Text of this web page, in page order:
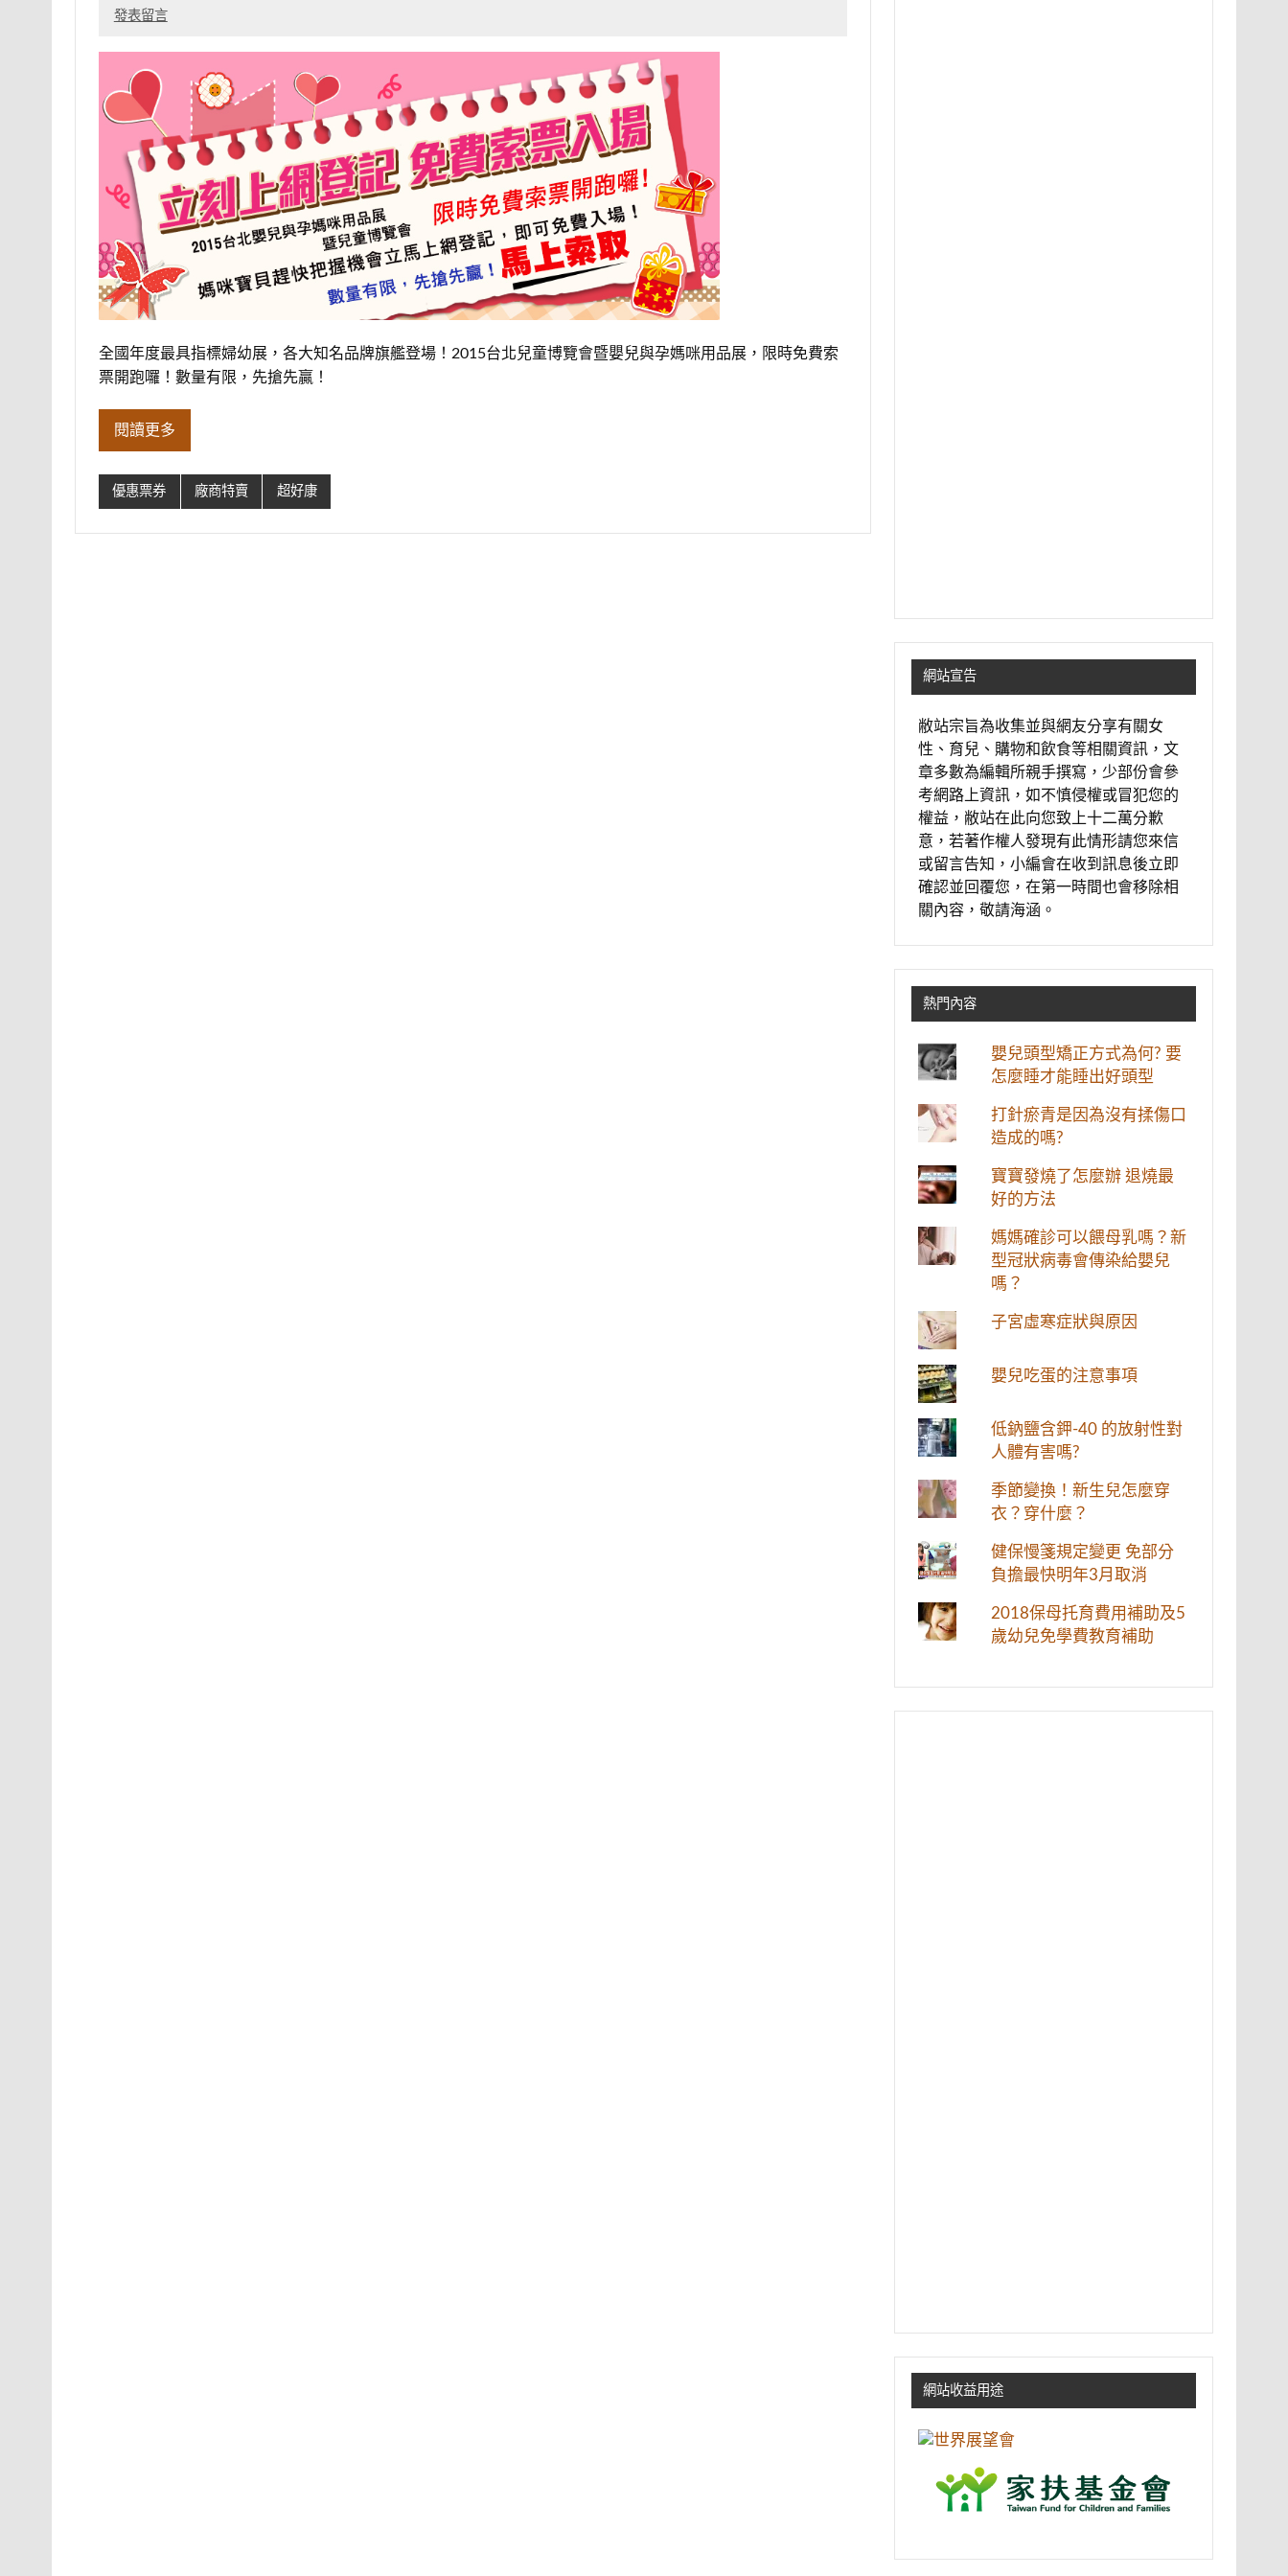
發表留言
全國年度最具指標婦幼展，各大知名品牌旗艦登場！2015台北兒童博覽會暨嬰兒與孕媽咪用品展，限時免費索
票開跑囉！數量有限，先搶先贏！
閱讀更多
優惠票券 廠商特賣 超好康
網站宣告
敝站宗旨為收集並與網友分享有關女
性、育兒、購物和飲食等相關資訊，文
章多數為編輯所親手撰寫，少部份會參
考網路上資訊，如不慎侵權或冒犯您的
權益，敝站在此向您致上十二萬分歉
意，若著作權人發現有此情形請您來信
或留言告知，小編會在收到訊息後立即
確認並回覆您，在第一時間也會移除相
關內容，敬請海涵。
熱門內容
嬰兒頭型矯正方式為何? 要
怎麼睡才能睡出好頭型
打針瘀青是因為沒有揉傷口
造成的嗎?
寶寶發燒了怎麼辦 退燒最
好的方法
媽媽確診可以餵母乳嗎？新
型冠狀病毒會傳染給嬰兒
嗎？
子宮虛寒症狀與原因
嬰兒吃蛋的注意事項
低鈉鹽含鉀-40 的放射性對
人體有害嗎?
季節變換！新生兒怎麼穿
衣？穿什麼？
健保慢箋規定變更 免部分
負擔最快明年3月取消
2018保母托育費用補助及5
歲幼兒免學費教育補助
網站收益用途